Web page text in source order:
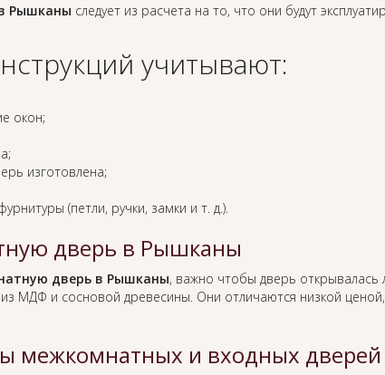
Рышканы следует из расчета на то, что они будут
учитывают:
окон;
изготовлена;
(петли, ручки, замки и т. д.).
дверь в Рышканы
дверь в Рышканы, важно чтобы дверь открывалась
МДФ и сосновой древесины. Они отличаются низкой
межкомнатных и входных